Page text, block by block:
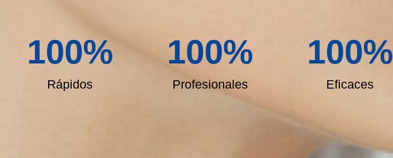
Rápidos
100%
Profesionales
100%
Eficaces
100%